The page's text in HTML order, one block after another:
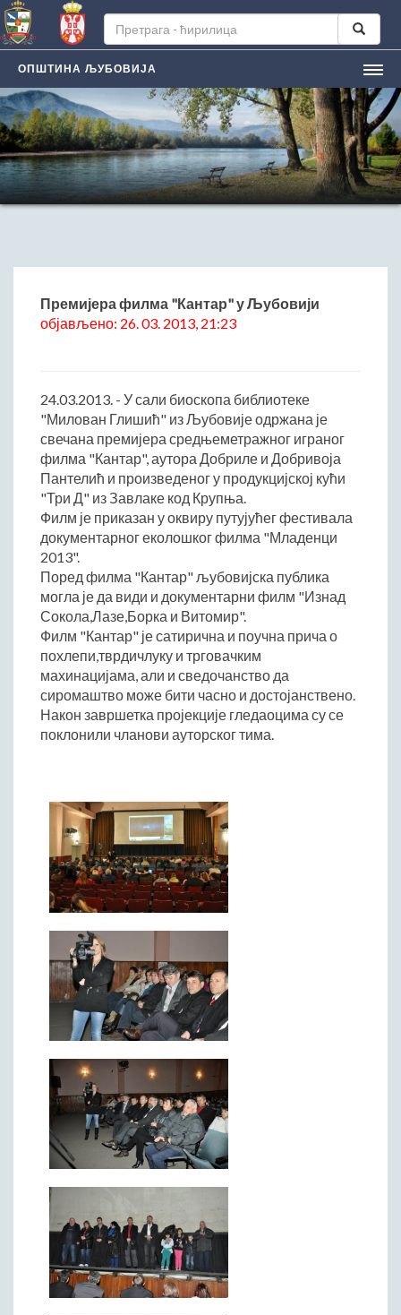
ОПШТИНА ЉУБОВИЈА
НАСЛОВНА
ЉУБОВИЈA
Лична карта града
Историјат
ЛОКАЛНА САМОУПРАВА
Председник општине
Заменик председника
Општинска управа
Начелник Општинске управе
Састави Управних одбора и сталних радних тела
ПРИВРЕДА
Општи и просторни положај подручја општине
Развој и просторни размештај привреде
Пољопривреда
Шумарство
Индустрија
Грађевинарство
Занатство
Саобраћај и везе
Трговинa
Угоститељство и туризам
ДРУШТВО
Образовање
Здравствена заштита
Културни живот
Социјална заштита
Удружењa
Државна управа и администрација
ГАЛЕРИЈА
Љубовија некад
Природа у Азбуковици
ВЕСТИ
ТУРИЗАМ
Соко град
Кањон Трешњице
Мали и Велики град
Мачков камен
Премијера филма "Кантар" у Љубовији
објављено: 26. 03. 2013, 21:23
24.03.2013. - У сали биоскопа библиотеке
"Милован Глишић" из Љубовије одржана је
свечана премијера средњеметражног играног
филма "Кантар", аутора Добриле и Добривоја
Пантелић и произведеног у продукцијској кући
"Три Д" из Завлаке код Крупња.
Филм је приказан у оквиру путујућег фестивала
документарног еколошког филма "Младенци
2013".
Поред филма "Кантар" љубовијска публика
могла је да види и документарни филм "Изнад
Сокола,Лазе,Борка и Витомир".
Филм "Кантар" је сатирична и поучна прича о
похлепи,тврдичлуку и трговачким
махинацијама, али и сведочанство да
сиромаштво може бити часно и достојанствено.
Након завршетка пројекције гледаоцима су се
поклонили чланови ауторског тима.